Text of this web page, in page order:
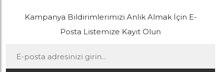
Kampanya Bildirimlerimizi Anlık Almak İçin E-
Posta Listemize Kayıt Olun